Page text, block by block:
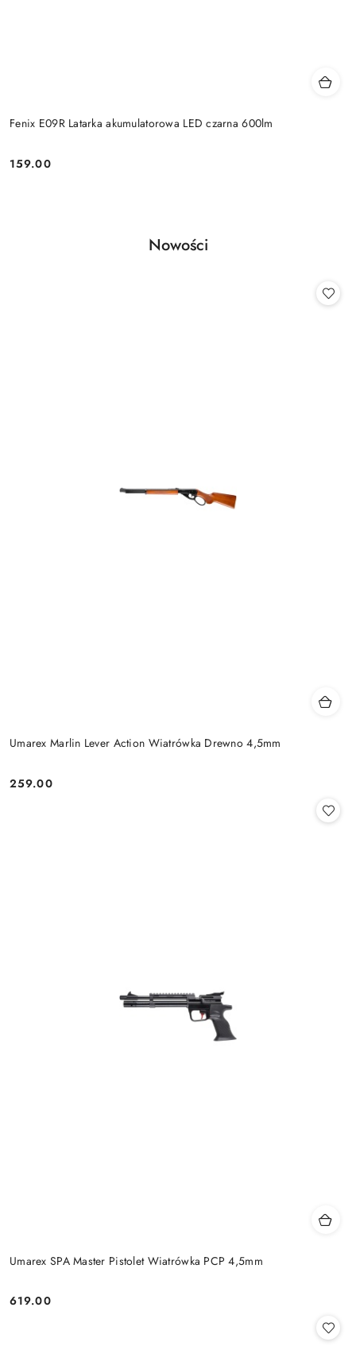
Fenix E09R Latarka akumulatorowa LED czarna 600lm
Cena:
159.00
Pomiń karuzelę produktów
Produkty
Nowości
Umarex Marlin Lever Action Wiatrówka Drewno 4,5mm
Cena:
259.00
Umarex SPA Master Pistolet Wiatrówka PCP 4,5mm
Cena:
619.00